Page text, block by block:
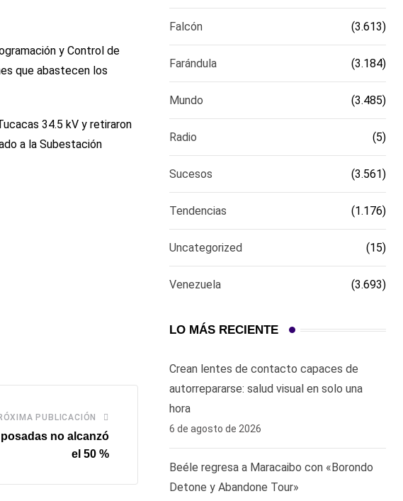
y Control de
que abastecen los
34.5 kV y retiraron
a la Subestación
PUBLICACIÓN
no alcanzó
el 50 %
Falcón (3.613)
Farándula (3.184)
Mundo (3.485)
Radio (5)
Sucesos (3.561)
Tendencias (1.176)
Uncategorized (15)
Venezuela (3.693)
LO MÁS RECIENTE
Crean lentes de contacto capaces de
autorrepararse: salud visual en solo una
hora ‎
6 de agosto de 2026
Beéle regresa a Maracaibo con «Borondo
Detone y Abandone Tour»